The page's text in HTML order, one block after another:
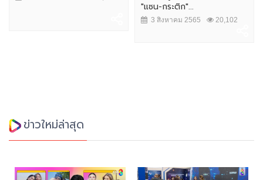
"แซน-กระติก"...
3 สิงหาคม 2565 20,102
ข่าวใหม่ล่าสุด